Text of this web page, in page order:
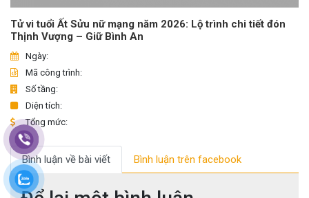
Tử vi tuổi Ất Sửu nữ mạng năm 2026: Lộ trình chi tiết đón
Thịnh Vượng – Giữ Bình An
Ngày:
Mã công trình:
Số tầng:
Diện tích:
Tổng mức:
Bình luận về bài viết Bình luận trên facebook